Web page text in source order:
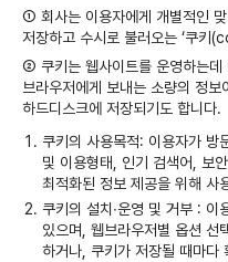
① 회사는 이용자에게 개별적인
저장하고 수시로 불러오는 ‘쿠키
② 쿠키는 웹사이트를 운영하는데
브라우저에게 보내는 소량의 정
하드디스크에 저장되기도 합니다.
쿠키의 사용목적: 이용자가 방
및 이용형태, 인기 검색어, 보
최적화된 정보 제공을 위해 사
쿠키의 설치∙운영 및 거부 : 이
있으며, 웹브라우저별 옵션 선
하거나, 쿠키가 저장될 때마다